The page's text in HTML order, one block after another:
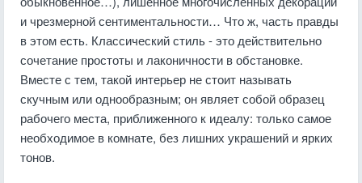
и чрезмерной сентиментальности… Что ж, часть правды
в этом есть. Классический стиль - это действительно
сочетание простоты и лаконичности в обстановке.
Вместе с тем, такой интерьер не стоит называть
скучным или однообразным; он являет собой образец
рабочего места, приближенного к идеалу: только самое
необходимое в комнате, без лишних украшений и ярких
тонов.